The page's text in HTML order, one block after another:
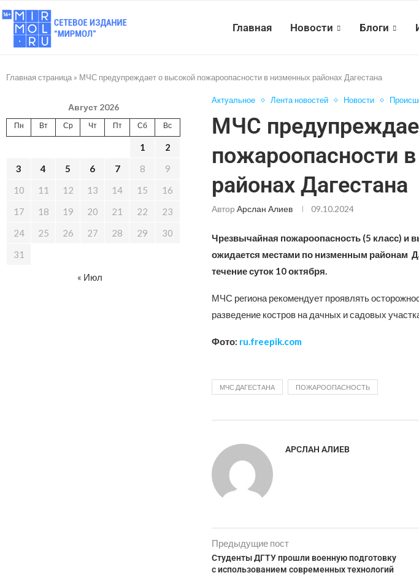
Главная Новости Блоги
Главная страница » МЧС предупреждает о высокой пожароопасности в низменных районах Дагестана
Актуальное Лента новостей Новости
МЧС
пожароопасности
районах Дагестана
Автор Арслан Алиев 09.10.2024
Чрезвычайная пожароопасность (5 класс) и
ожидается местами по низменным районам
течение суток 10 октября.
МЧС региона рекомендует проявлять
разведение костров на дачных и садовых
Фото: ru.freepik.com
МЧС ДАГЕСТАНА ПОЖАРООПАСНОСТЬ
АРСЛАН АЛИЕВ
Предыдущие пост
Студенты ДГТУ прошли военную подготовку
с использованием современных технологий
Август 2026
Пн Вт Ср Чт Пт Сб Вс
1
2
3
4 5 6 7 8
9
10
11 12 13 14 15
16
17
18 19 20 21 22
23
24
25 26 27 28 29
30
31
« Июл